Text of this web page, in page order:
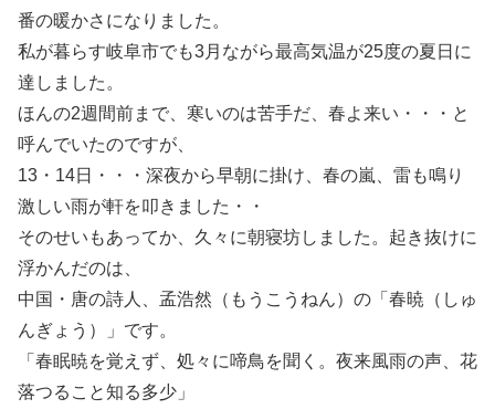
番の暖かさになりました。
私が暮らす岐阜市でも3月ながら最高気温が25度の夏日に
達しました。
ほんの2週間前まで、寒いのは苦手だ、春よ来い・・・と
呼んでいたのですが、
13・14日・・・深夜から早朝に掛け、春の嵐、雷も鳴り
激しい雨が軒を叩きました・・
そのせいもあってか、久々に朝寝坊しました。起き抜けに
浮かんだのは、
中国・唐の詩人、孟浩然（もうこうねん）の「春暁（しゅ
んぎょう）」です。
「春眠暁を覚えず、処々に啼鳥を聞く。夜来風雨の声、花
落つること知る多少」